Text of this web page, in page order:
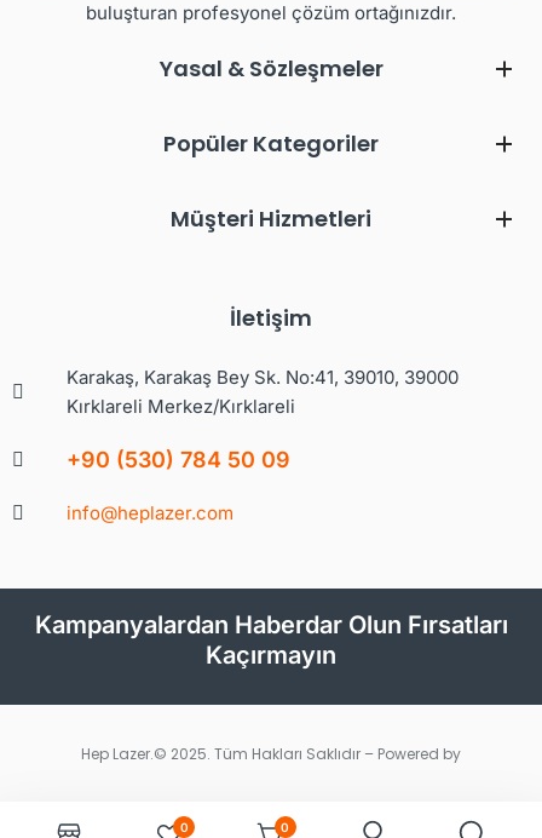
buluşturan profesyonel çözüm ortağınızdır.
Yasal & Sözleşmeler
Popüler Kategoriler
Müşteri Hizmetleri
İletişim
Karakaş, Karakaş Bey Sk. No:41, 39010, 39000
Kırklareli Merkez/Kırklareli
+90 (530) 784 50 09
info@heplazer.com
Kampanyalardan Haberdar Olun Fırsatları
Kaçırmayın
Hep Lazer.© 2025. Tüm Hakları Saklıdır – Powered by
0 0